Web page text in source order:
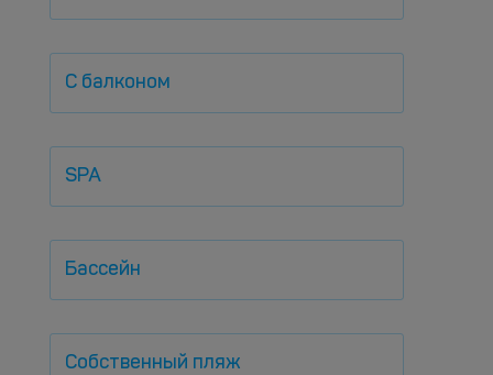
С балконом
SPA
Бассейн
Собственный пляж